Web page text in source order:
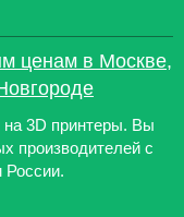
ценам в Москве,
на 3D принтеры. Вы
производителей с
России.